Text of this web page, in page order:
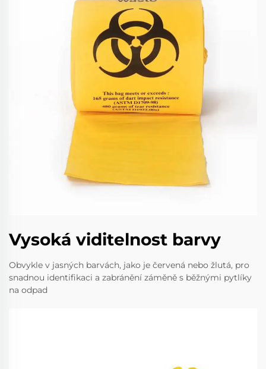
Vysoká viditelnost barvy
Obvykle v jasných barvách, jako je červená nebo žlutá, pro
snadnou identifikaci a zabránění záměně s běžnými pytlíky
na odpad